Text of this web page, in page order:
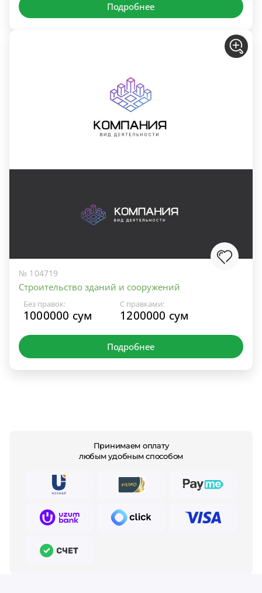
Подробнее
№ 104719
Строительство зданий и сооружений
Без правок:
1000000 сум
С правками:
1200000 сум
Подробнее
Принимаем оплату
любым удобным способом